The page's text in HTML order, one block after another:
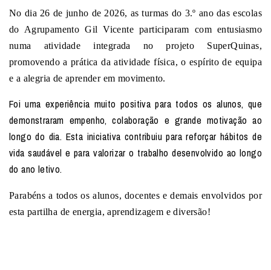
No dia 26 de junho de 2026, as turmas do 3.º ano das escolas
do Agrupamento Gil Vicente participaram com entusiasmo
numa atividade integrada no projeto SuperQuinas,
promovendo a prática da atividade física, o espírito de equipa
e a alegria de aprender em movimento.
Foi uma experiência muito positiva para todos os alunos, que
demonstraram empenho, colaboração e grande motivação ao
longo do dia. Esta iniciativa contribuiu para reforçar hábitos de
vida saudável e para valorizar o trabalho desenvolvido ao longo
do ano letivo.
Parabéns a todos os alunos, docentes e demais envolvidos por
esta partilha de energia, aprendizagem e diversão!